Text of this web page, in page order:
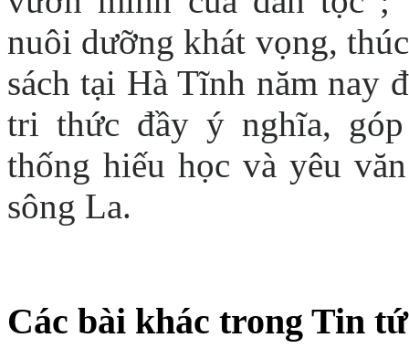
nuôi dưỡng khát vọng,
sách tại Hà Tĩnh năm nay
tri thức đầy ý nghĩa, góp
thống hiếu học và yêu
sông La.
Các bài khác trong Tin